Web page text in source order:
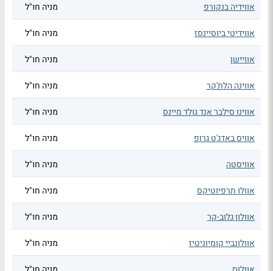
אווידיה בנקורפ מניה חו"ל
אווידיטי ביוסיינסז מניה חו"ל
אוויישן מניה חו"ל
אווינה הלת'קר מניה חו"ל
אווינו סילבר אנד גולד מיינס מניה חו"ל
אוויס באדג'ט גרופ מניה חו"ל
אוויסטה מניה חו"ל
אוולו תרפיוטיקס מניה חו"ל
אוולון גלוב-קר מניה חו"ל
אוולונביי קומיוניטיז מניה חו"ל